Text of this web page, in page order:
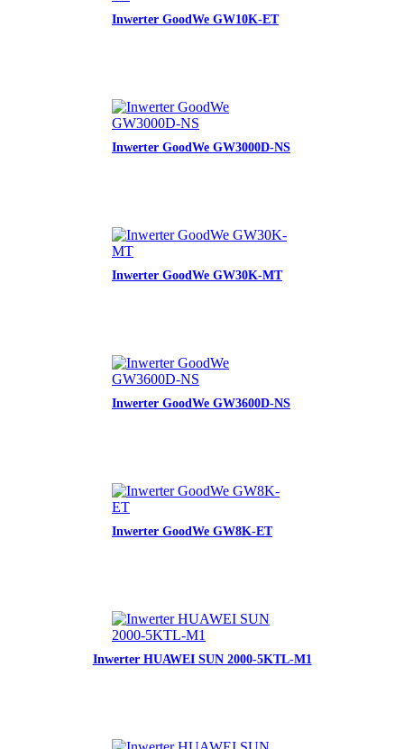
Inwerter GoodWe GW10K-ET
Inwerter GoodWe GW3000D-NS
Inwerter GoodWe GW30K-MT
Inwerter GoodWe GW3600D-NS
Inwerter GoodWe GW8K-ET
Inwerter HUAWEI SUN 2000-5KTL-M1